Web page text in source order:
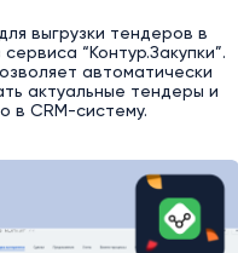
выгрузки тендеров в
сервиса “Контур.Закупки”.
автоматически
актуальные тендеры и
в CRM-систему.